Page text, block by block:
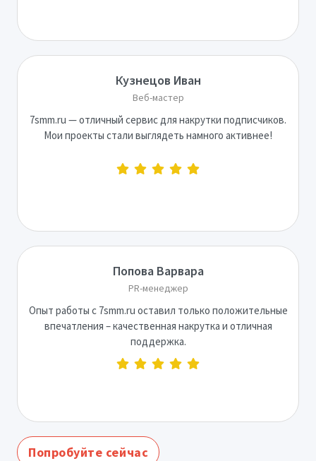
Кузнецов Иван
Веб-мастер
7smm.ru — отличный сервис для накрутки подписчиков.
Мои проекты стали выглядеть намного активнее!
Попова Варвара
PR-менеджер
Опыт работы с 7smm.ru оставил только положительные
впечатления – качественная накрутка и отличная
поддержка.
Попробуйте сейчас